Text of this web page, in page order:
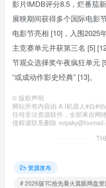
影片IMDB评分8.5，烂番茄
展映期间获得多个国际电影
电影节亮相 [10]，入围2025
主竞赛单元并获第三名 [5]
节观众选择奖午夜疯狂单元
“或成动作影史经典” [13]。
© 版权声明
网站所有内容由 A I机器人#自#
任何非法资源软件，全部来自网
侵权请联系删除
资源发布
# 2026版TC抢先看火遮眼网盘资